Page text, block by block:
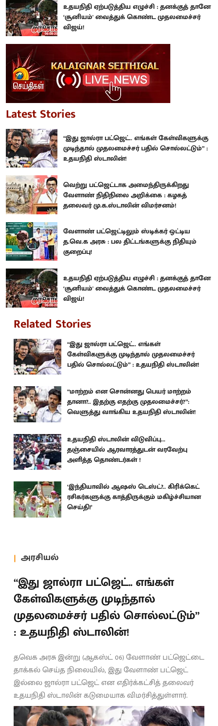
உதயநிதி ஏற்படுத்திய எழுச்சி : தனக்குத் தானே
‘சூனியம்' வைத்துக் கொண்ட முதலமைச்சர்
விஜய்!
Latest Stories
“இது ஜால்ரா பட்ஜெட்.. எங்கள் கேள்விகளுக்கு
முடிந்தால் முதலமைச்சர் பதில் சொல்லட்டும்” :
உதயநிதி ஸ்டாலின்!
வெற்று பட்ஜெட்டாக அமைந்திருக்கிறது
வேளாண் நிதிநிலை அறிக்கை : கழகத்
தலைவர் மு.க.ஸ்டாலின் விமர்சனம்!
வேளாண் பட்ஜெட்டிலும் ஸ்டிக்கர் ஒட்டிய
த.வெ.க அரசு : பல திட்டங்களுக்கு நிதியும்
குறைப்பு!
உதயநிதி ஏற்படுத்திய எழுச்சி : தனக்குத் தானே
‘சூனியம்' வைத்துக் கொண்ட முதலமைச்சர்
விஜய்!
Related Stories
“இது ஜால்ரா பட்ஜெட்.. எங்கள்
கேள்விகளுக்கு முடிந்தால் முதலமைச்சர்
பதில் சொல்லட்டும்” : உதயநிதி ஸ்டாலின்!
“மாற்றம் என சொன்னது பெயர் மாற்றம்
தானா?.. இதற்கு எதற்கு முதலமைச்சர்?”:
வெளுத்து வாங்கிய உதயநிதி ஸ்டாலின்!
உதயநிதி ஸ்டாலின் விடுவிப்பு...
தஞ்சையில் ஆரவாரத்துடன் வரவேற்பு
அளித்த தொண்டர்கள் !
‘இந்தியாவில் ஆஷஸ் டெஸ்ட்?.. கிரிக்கெட்
ரசிகர்களுக்கு காத்திருக்கும் மகிழ்ச்சியான
செய்தி!’
அரசியல்
“இது ஜால்ரா பட்ஜெட்.. எங்கள்
கேள்விகளுக்கு முடிந்தால்
முதலமைச்சர் பதில் சொல்லட்டும்”
: உதயநிதி ஸ்டாலின்!
தவெக அரசு இன்று (ஆகஸ்ட் 06) வேளாண் பட்ஜெட்டை
தாக்கல் செய்த நிலையில், இது வேளாண் பட்ஜெட்
இல்லை ஜால்ரா பட்ஜெட் என எதிர்க்கட்சித் தலைவர்
உதயநிதி ஸ்டாலின் கடுமையாக விமர்சித்துள்ளார்.